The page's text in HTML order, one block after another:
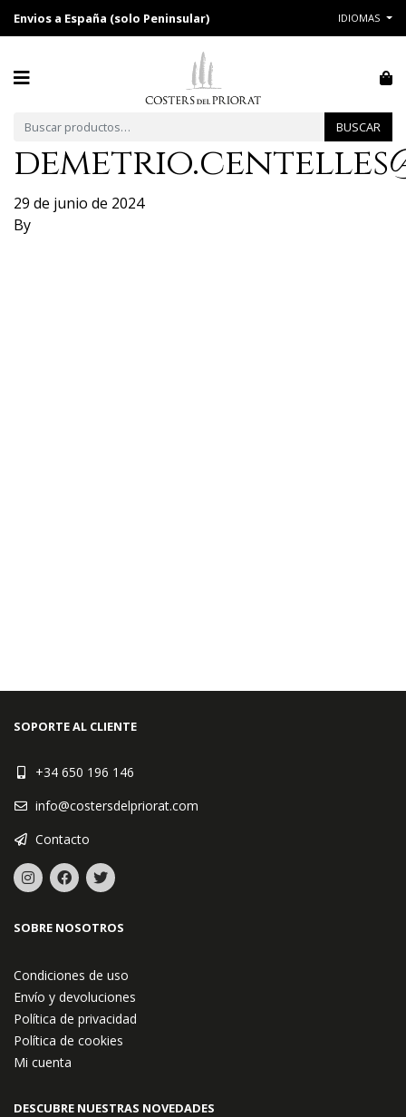
IDIOMAS
Envios a España (solo Peninsular)
Buscar por: BUSCAR
29 de junio de 2024
By
SOPORTE AL CLIENTE
+34 650 196 146
info@costersdelpriorat.com
Contacto
SOBRE NOSOTROS
Condiciones de uso
Envío y devoluciones
Política de privacidad
Política de cookies
Mi cuenta
DESCUBRE NUESTRAS NOVEDADES